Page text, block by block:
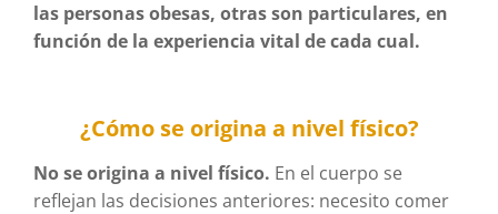
las personas obesas, otras son particulares, en
función de la experiencia vital de cada cual.
¿Cómo se origina a nivel físico?
No se origina a nivel físico. En el cuerpo se
reflejan las decisiones anteriores: necesito comer